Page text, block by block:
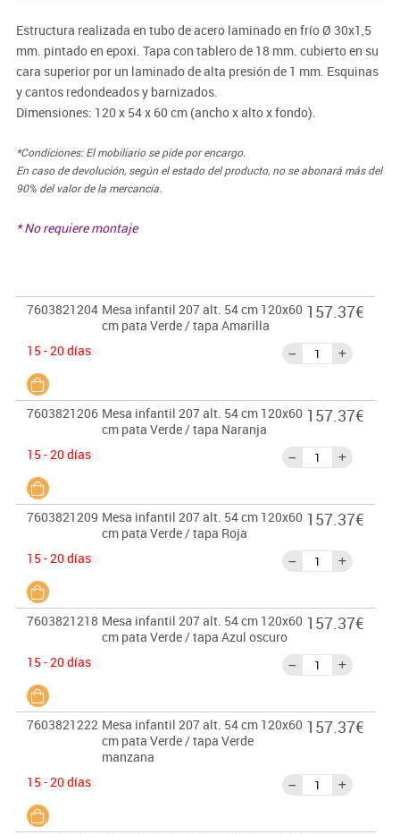
Estructura realizada en tubo de acero laminado en frío Ø 30x1,5
mm. pintado en epoxi. Tapa con tablero de 18 mm. cubierto en su
cara superior por un laminado de alta presión de 1 mm. Esquinas
y cantos redondeados y barnizados.
Dimensiones: 120 x 54 x 60 cm (ancho x alto x fondo).
*Condiciones: El mobiliario se pide por encargo.
En caso de devolución, según el estado del producto, no se abonará más del
90% del valor de la mercancía.
* No requiere montaje
7603821204 Mesa infantil 207 alt. 54 cm 120x60
cm pata Verde / tapa Amarilla
15 - 20 días
157.37€
7603821206 Mesa infantil 207 alt. 54 cm 120x60
cm pata Verde / tapa Naranja
15 - 20 días
157.37€
7603821209 Mesa infantil 207 alt. 54 cm 120x60
cm pata Verde / tapa Roja
15 - 20 días
157.37€
7603821218 Mesa infantil 207 alt. 54 cm 120x60
cm pata Verde / tapa Azul oscuro
15 - 20 días
157.37€
7603821222 Mesa infantil 207 alt. 54 cm 120x60
cm pata Verde / tapa Verde
manzana
15 - 20 días
157.37€